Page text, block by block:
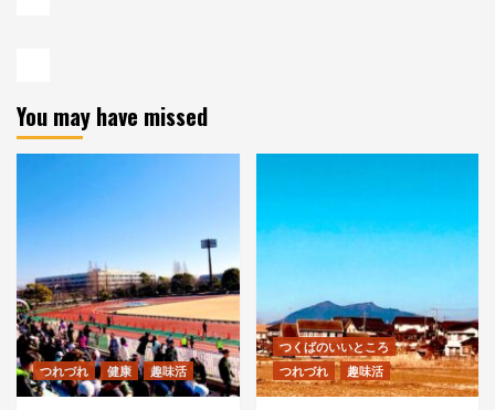
You may have missed
つれづれ 健康 趣味活
つくばのいいところ
つれづれ
趣味活